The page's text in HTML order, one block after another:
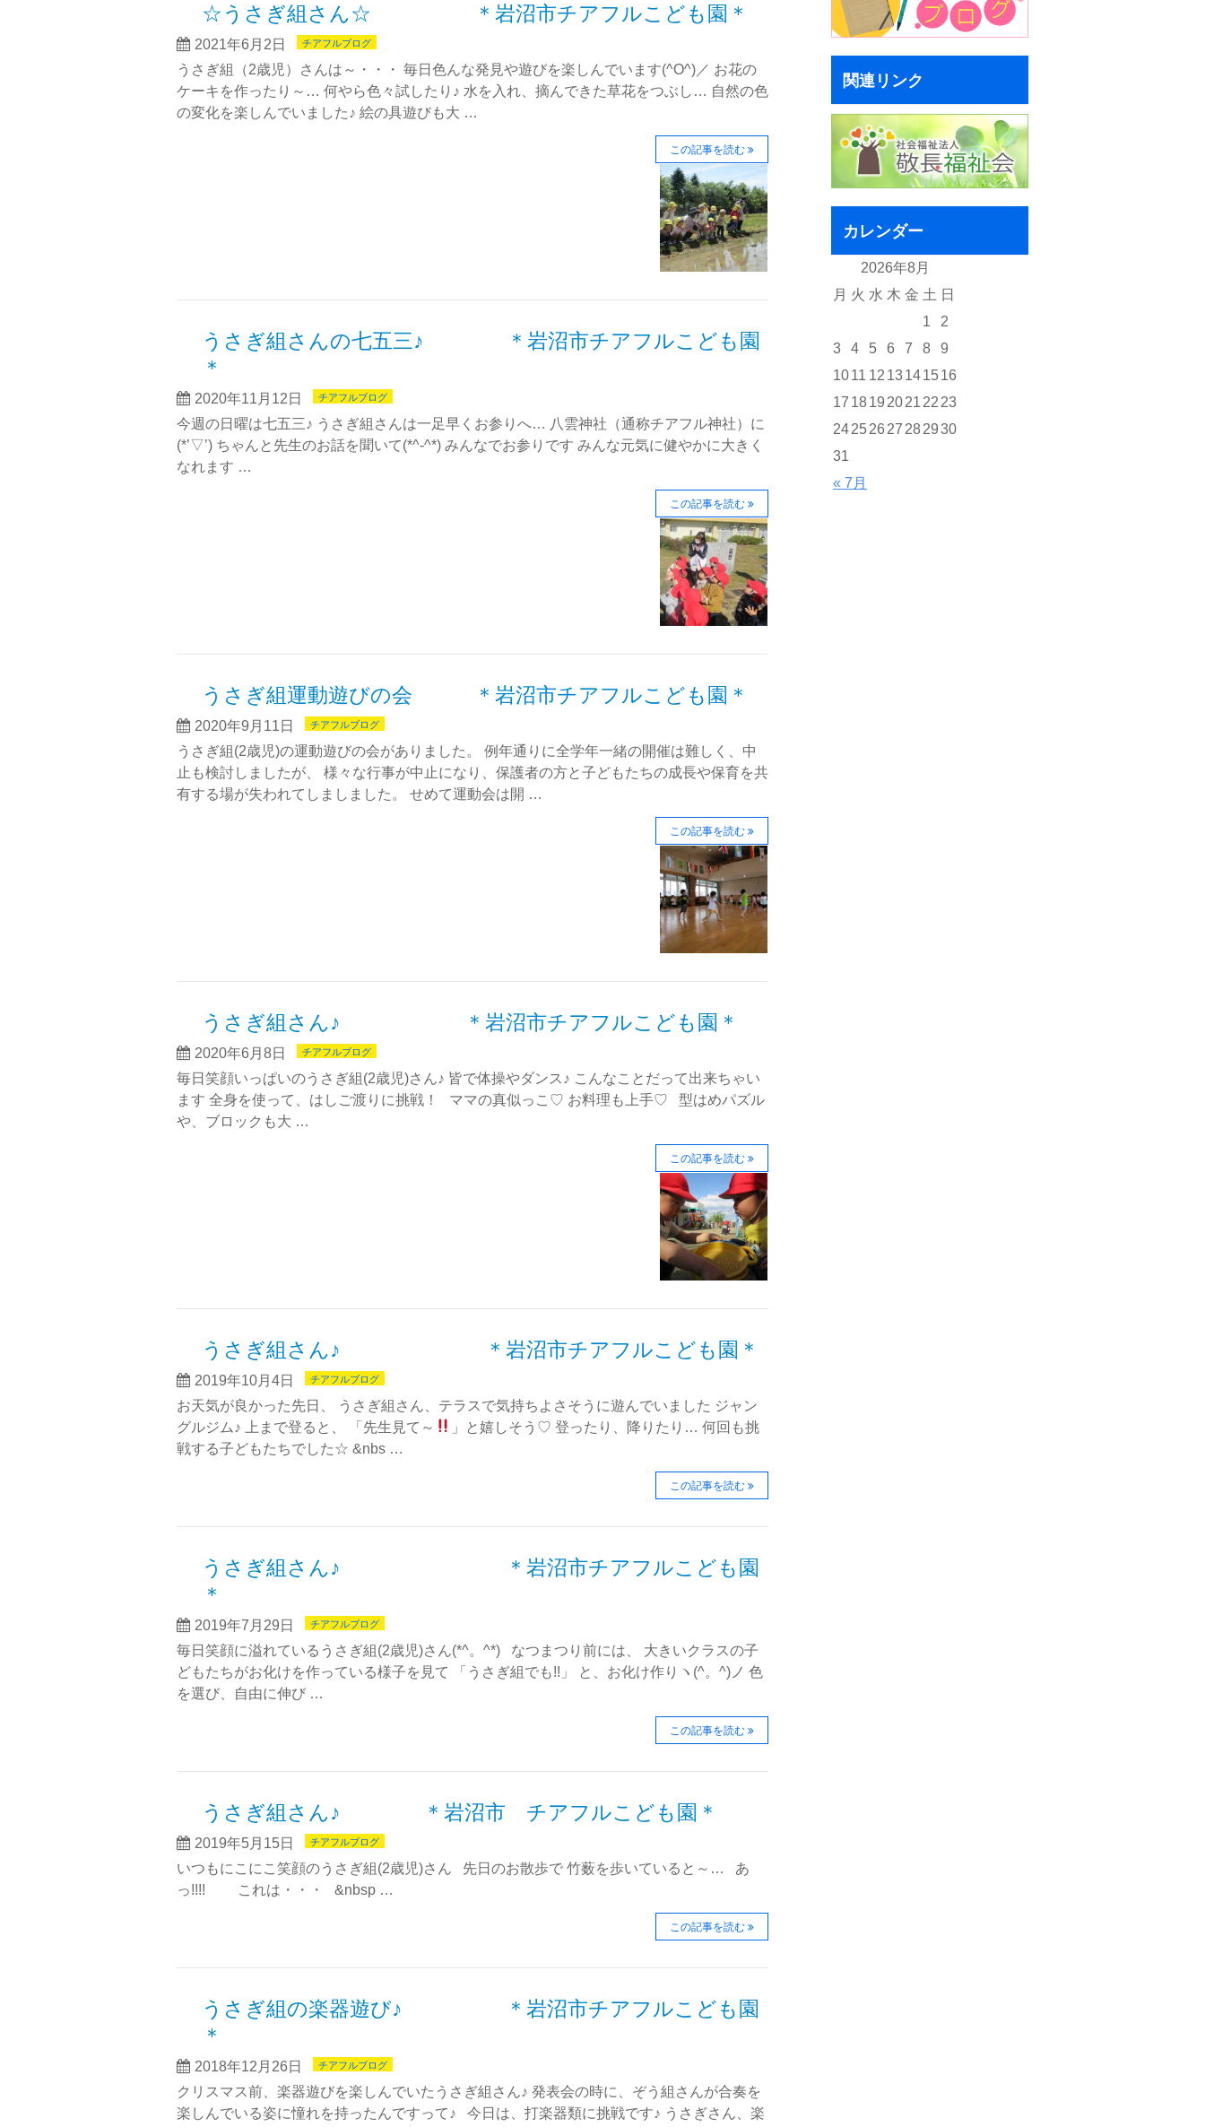
☆うさぎ組さん☆ ＊岩沼市チアフルこども園＊
2021年6月2日 チアフルブログ
うさぎ組（2歳児）さんは～・・・ 毎日色んな発見や遊びを楽しんでいます(^O^)／ お花の
ケーキを作ったり～… 何やら色々試したり♪ 水を入れ、摘んできた草花をつぶし… 自然の色
の変化を楽しんでいました♪ 絵の具遊びも大 …
この記事を読む
うさぎ組さんの七五三♪ ＊岩沼市チアフルこども園
＊
2020年11月12日 チアフルブログ
今週の日曜は七五三♪ うさぎ組さんは一足早くお参りへ… 八雲神社（通称チアフル神社）に
(*’▽’) ちゃんと先生のお話を聞いて(*^-^*) みんなでお参りです みんな元気に健やかに大きく
なれます …
この記事を読む
うさぎ組運動遊びの会 ＊岩沼市チアフルこども園＊
2020年9月11日 チアフルブログ
うさぎ組(2歳児)の運動遊びの会がありました。 例年通りに全学年一緒の開催は難しく、中
止も検討しましたが、 様々な行事が中止になり、保護者の方と子どもたちの成長や保育を共
有する場が失われてしましました。 せめて運動会は開 …
この記事を読む
うさぎ組さん♪ ＊岩沼市チアフルこども園＊
2020年6月8日 チアフルブログ
毎日笑顔いっぱいのうさぎ組(2歳児)さん♪ 皆で体操やダンス♪ こんなことだって出来ちゃい
ます 全身を使って、はしご渡りに挑戦！ ママの真似っこ♡ お料理も上手♡ 型はめパズル
や、ブロックも大 …
この記事を読む
うさぎ組さん♪ ＊岩沼市チアフルこども園＊
2019年10月4日 チアフルブログ
お天気が良かった先日、 うさぎ組さん、テラスで気持ちよさそうに遊んでいました ジャン
グルジム♪ 上まで登ると、 「先生見て～
」と嬉しそう♡ 登ったり、降りたり… 何回も挑
戦する子どもたちでした☆ &nbs …
この記事を読む
うさぎ組さん♪ ＊岩沼市チアフルこども園
＊
2019年7月29日 チアフルブログ
毎日笑顔に溢れているうさぎ組(2歳児)さん(*^。^*) なつまつり前には、 大きいクラスの子
どもたちがお化けを作っている様子を見て 「うさぎ組でも!!」 と、お化け作りヽ(^。^)ノ 色
を選び、自由に伸び …
この記事を読む
うさぎ組さん♪ ＊岩沼市 チアフルこども園＊
2019年5月15日 チアフルブログ
いつもにこにこ笑顔のうさぎ組(2歳児)さん 先日のお散歩で 竹薮を歩いていると～… あ
っ!!!! これは・・・ &nbsp …
この記事を読む
うさぎ組の楽器遊び♪ ＊岩沼市チアフルこども園
＊
2018年12月26日 チアフルブログ
クリスマス前、楽器遊びを楽しんでいたうさぎ組さん♪ 発表会の時に、ぞう組さんが合奏を
楽しんでいる姿に憧れを持ったんですって♪ 今日は、打楽器類に挑戦です♪ うさぎさん、楽
関連リンク
カレンダー
2026年8月
月 火 水 木 金 土 日
« 7月
1
2
3
4 5 6 7 8
9
1011 12 13141516
17 1819 2021 22 23
242526 27 282930
31